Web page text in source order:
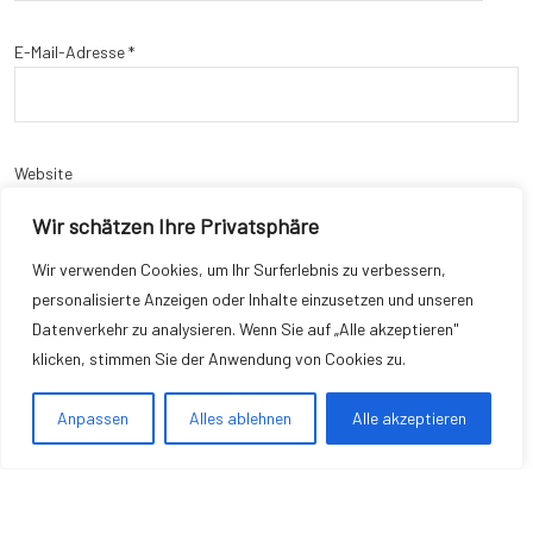
Wir schätzen Ihre Privatsphäre
Wir verwenden Cookies, um Ihr Surferlebnis zu verbessern,
personalisierte Anzeigen oder Inhalte einzusetzen und unseren
Datenverkehr zu analysieren. Wenn Sie auf „Alle akzeptieren"
klicken, stimmen Sie der Anwendung von Cookies zu.
Anpassen Alles ablehnen Alle akzeptieren
E-Mail-Adresse*
Website
Name, E-Mail-Adresse und Website in diesem Browser für meinen
nächsten Kommentar speichern.